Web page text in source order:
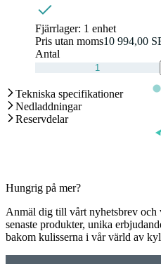
Fjärrlager: 1 enhet
Pris utan moms10 994,00
Antal
Tekniska specifikationer
Nedladdningar
Reservdelar
Hungrig på mer?
Anmäl dig till vårt nyhetsbrev och
senaste produkter, unika
bakom kulisserna i vår värld av